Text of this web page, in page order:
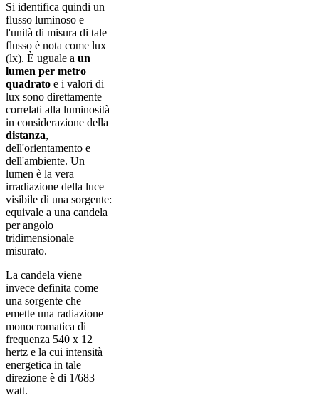
Si identifica quindi un
flusso luminoso e
l'unità di misura di tale
flusso è nota come lux
(lx). È uguale a un
lumen per metro
quadrato e i valori di
lux sono direttamente
correlati alla luminosità
in considerazione della
distanza,
dell'orientamento e
dell'ambiente. Un
lumen è la vera
irradiazione della luce
visibile di una sorgente:
equivale a una candela
per angolo
tridimensionale
misurato.
La candela viene
invece definita come
una sorgente che
emette una radiazione
monocromatica di
frequenza 540 x 12
hertz e la cui intensità
energetica in tale
direzione è di 1/683
watt.